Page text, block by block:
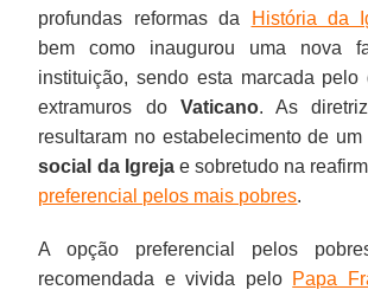
profundas reformas da
História da
bem como inaugurou uma nova
instituição, sendo esta marcada
extramuros do Vaticano. As
resultaram no estabelecimento de um
social da Igrejae sobretudo na
preferencial pelos mais pobres.
A opção preferencial pelos
recomendada e vivida pelo Papa